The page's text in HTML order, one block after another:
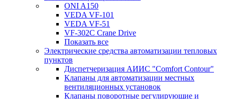
ONI A150
VEDA VF-101
VEDA VF-51
VF-302C Crane Drive
Показать все
Электрические средства автоматизации тепловых
пунктов
Диспетчеризация АИИС "Comfort Contour"
Клапаны для автоматизации местных
вентиляционных установок
Клапаны поворотные регулирующие и